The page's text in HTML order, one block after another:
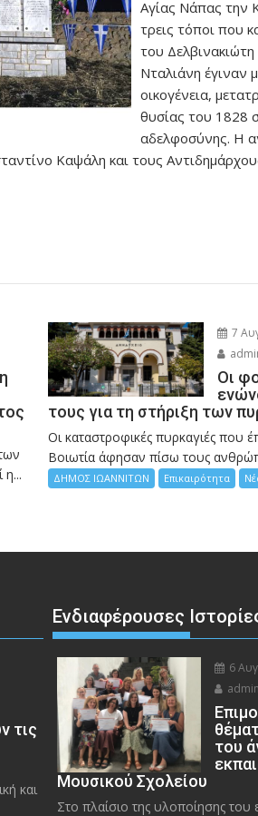
Αγίας Νάπας την
τρεις τόποι που
του
Νταλιάνη έγιναν
οικογένεια,
θυσίας του 1828
αδελφοσύνης. Η
Καψάλη και τους
η...
7
Οι
τους για τη στήριξη των
Οι καταστροφικές πυρκαγιές που
Bοιωτία άφησαν πίσω τους
ΔΗΜΟΣ ΙΩΑΝΝΙΤΩΝ Επικαιρότητα
τις
και
Ενδιαφέρουσες
6
του
Μουσικού Σχολείου
Στο πλαίσιο της υλοποίησης του